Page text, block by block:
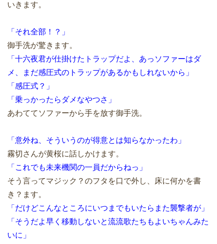
いきます。
「それ全部！？」
御手洗が驚きます。
「十六夜君が仕掛けたトラップだよ、あっソファーはダ
メ、まだ感圧式のトラップがあるかもしれないから」
「感圧式？」
「乗っかったらダメなやつさ」
あわててソファーから手を放す御手洗。
「意外ね、そういうのが得意とは知らなかったわ」
霧切さんが黄桜に話しかけます。
「これでも未来機関の一員だからねっ」
そう言ってマジック？のフタを口で外し、床に何かを書
き？ます。
「だけどこんなところにいつまでもいたらまた襲撃者が」
「そうだよ早く移動しないと流流歌たちもよいちゃんみた
いに」